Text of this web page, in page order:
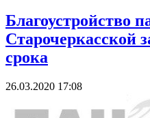
Благоустройство
Старочеркасской
срока
26.03.2020 17:08